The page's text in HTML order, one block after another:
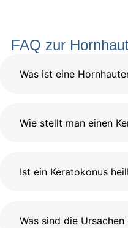
FAQ zur
Was ist eine
Wie stellt man einen
Ist ein Keratokonus
Was sind die